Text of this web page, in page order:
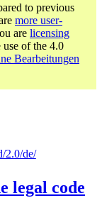
to previous
more user-
are licensing
of the 4.0
Bearbeitungen
2.0/de/
legal code